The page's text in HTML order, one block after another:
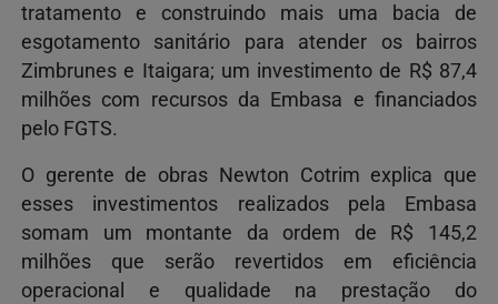
tratamento e construindo mais uma bacia de
esgotamento sanitário para atender os bairros
Zimbrunes e Itaigara; um investimento de R$ 87,4
milhões com recursos da Embasa e financiados
pelo FGTS.
O gerente de obras Newton Cotrim explica que
esses investimentos realizados pela Embasa
somam um montante da ordem de R$ 145,2
milhões que serão revertidos em eficiência
operacional e qualidade na prestação do